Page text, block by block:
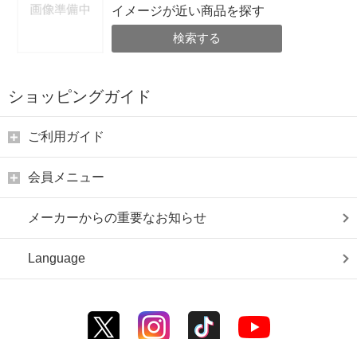
イメージが近い商品を探す
検索する
ショッピングガイド
ご利用ガイド
会員メニュー
メーカーからの重要なお知らせ
Language